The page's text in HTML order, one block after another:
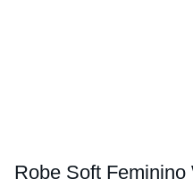
Robe Soft Feminino